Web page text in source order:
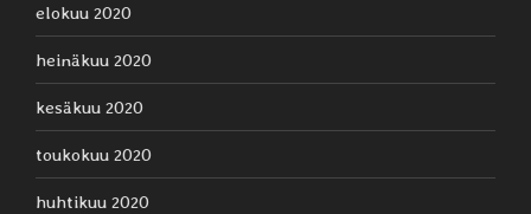
elokuu 2020
heinäkuu 2020
kesäkuu 2020
toukokuu 2020
huhtikuu 2020